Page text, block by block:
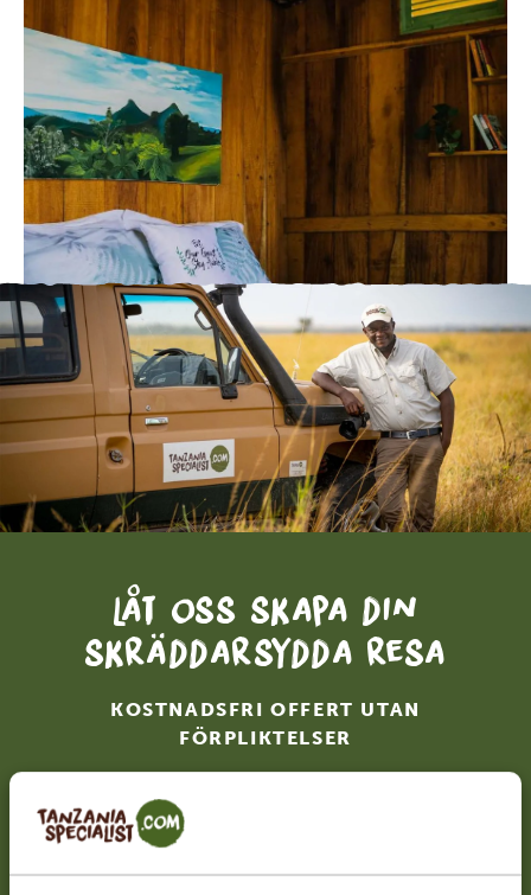
Låt oss skapa din
skräddarsydda resa
KOSTNADSFRI OFFERT UTAN
FÖRPLIKTELSER
BÖRJA PLANERA DIN RESA